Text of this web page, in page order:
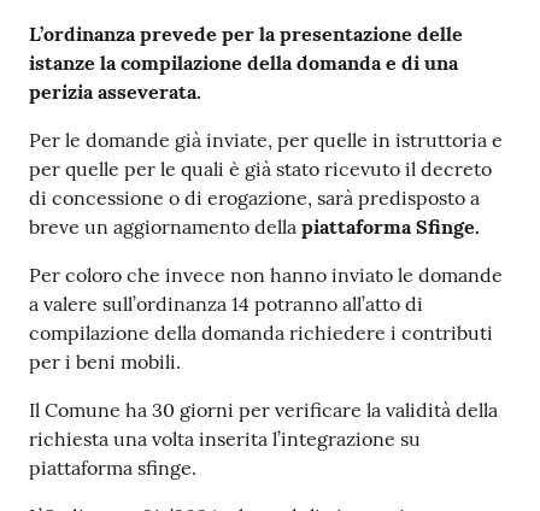
L’ordinanza prevede per la presentazione delle
istanze la compilazione della domanda e di una
perizia asseverata.
Per le domande già inviate, per quelle in istruttoria e
per quelle per le quali è già stato ricevuto il decreto
di concessione o di erogazione, sarà predisposto a
breve un aggiornamento della piattaforma Sfinge.
Per coloro che invece non hanno inviato le domande
a valere sull’ordinanza 14 potranno all’atto di
compilazione della domanda richiedere i contributi
per i beni mobili.
Il Comune ha 30 giorni per verificare la validità della
richiesta una volta inserita l’integrazione su
piattaforma sfinge.